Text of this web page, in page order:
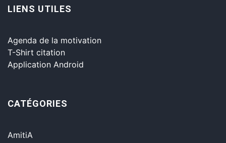
LIENS UTILES
Agenda de la motivation
T-Shirt citation
Application Android
CATÉGORIES
AmitiA